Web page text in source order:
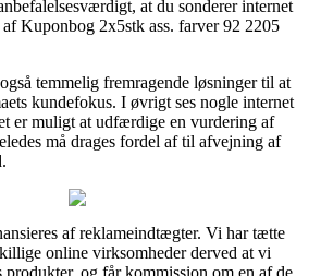
at du sonderer internet
Kuponbog 2x5stk ass. farver 92 2205
temmelig fremragende løsninger til at
kundefokus. I øvrigt ses nogle internet
er muligt at udfærdige en vurdering af
må drages fordel af til afvejning af
af reklameindtægter. Vi har tætte
online virksomheder derved at vi
og får kommission om en af de